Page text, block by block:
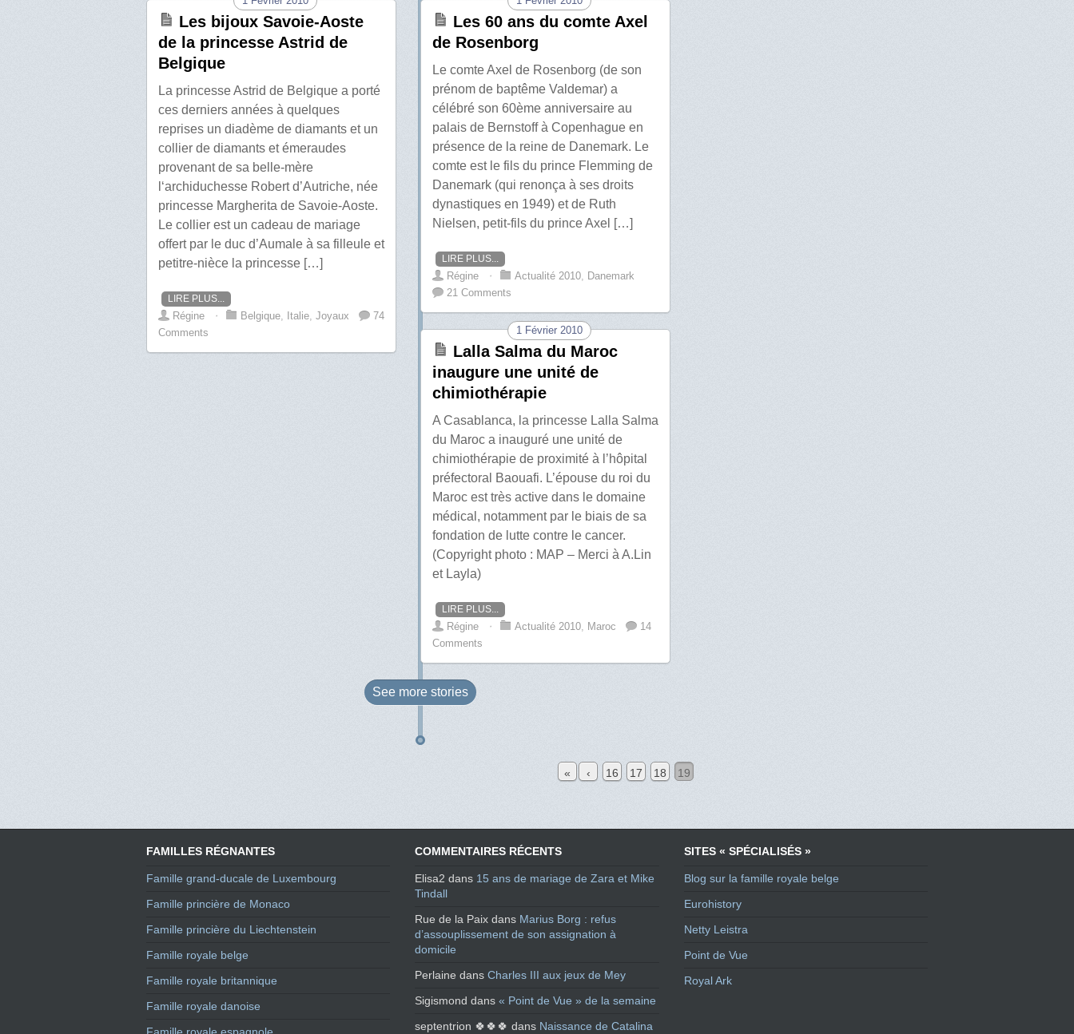
Les bijoux Savoie-Aoste
de la princesse Astrid de
Belgique
La princesse Astrid de Belgique a porté
ces derniers années à quelques
reprises un diadème de diamants et un
collier de diamants et émeraudes
provenant de sa belle-mère
l‘archiduchesse Robert d’Autriche, née
princesse Margherita de Savoie-Aoste.
Le collier est un cadeau de mariage
offert par le duc d’Aumale à sa filleule et
petitre-nièce la princesse […]
LIRE PLUS...
Régine ⋅ Belgique Italie Joyaux
74
Comments
Les 60 ans du comte Axel
de Rosenborg
Le comte Axel de Rosenborg (de son
prénom de baptême Valdemar) a
célébré son 60ème anniversaire au
palais de Bernstoff à Copenhague en
présence de la reine de Danemark. Le
comte est le fils du prince Flemming de
Danemark (qui renonça à ses droits
dynastiques en 1949) et de Ruth
Nielsen, petit-fils du prince Axel […]
LIRE PLUS...
Régine ⋅ Actualité 2010
Danemark
21 Comments
1 Février 2010
Lalla Salma du Maroc
inaugure une unité de
chimiothérapie
A Casablanca, la princesse Lalla Salma
du Maroc a inauguré une unité de
chimiothérapie de proximité à l’hôpital
préfectoral Baouafi. L’épouse du roi du
Maroc est très active dans le domaine
médical, notamment par le biais de sa
fondation de lutte contre le cancer.
(Copyright photo : MAP – Merci à A.Lin
et Layla)
LIRE PLUS...
Régine ⋅ Actualité 2010 Maroc
14
Comments
See more stories
« ‹ 16 17 18 19
FAMILLES RÉGNANTES
Famille grand-ducale de Luxembourg
Famille princière de Monaco
Famille princière du Liechtenstein
Famille royale belge
Famille royale britannique
Famille royale danoise
Famille royale espagnole
COMMENTAIRES RÉCENTS
Elisa2 dans 15 ans de mariage de Zara et Mike
Tindall
Rue de la Paix dans Marius Borg : refus
d’assouplissement de son assignation à
domicile
Perlaine dansCharles III aux jeux de Mey
Sigismond dans« Point de Vue » de la semaine
septentrion 🍀🍀🍀 dans Naissance de Catalina
SITES « SPÉCIALISÉS »
Blog sur la famille royale belge
Eurohistory
Netty Leistra
Point de Vue
Royal Ark